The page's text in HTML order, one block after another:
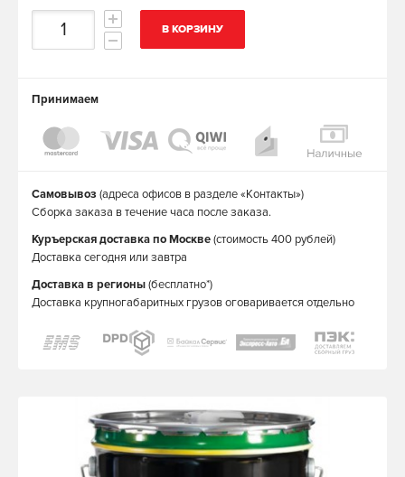
В КОРЗИНУ
Принимаем
Самовывоз (адреса офисов в разделе «Контакты»)
Сборка заказа в течение часа после заказа.
Куръерская доставка по Москве(стоимость 400 рублей)
Доставка сегодня или завтра
Доставка в регионы(бесплатно*)
Доставка крупногабаритных грузов оговаривается отдельно